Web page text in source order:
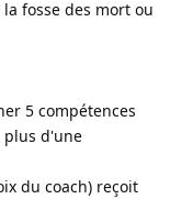
fosse des mort ou
5 compétences
plus d'une
du coach) reçoit